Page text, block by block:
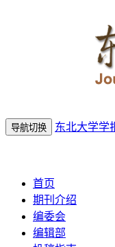
导航切换 东北大学学
首页
期刊介绍
编委会
编辑部